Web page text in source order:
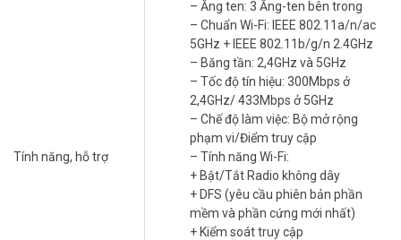
Các băng tần kép Wi-Fi lên đến 750Mbps không chỉ giúp mở rộng
đến 185m2, mà còn giúp sử dụng hiệu quả tốc độ ISP cao của bạn
– lý tưởng cho việc xem video HD trực tuyến, chơi game online và
dịch vụ yêu cầu độ nhạy cao khác.
Wi-Fi AC750 Dành Cho Các Kết Nối Tương
Công nghệ Wi-Fi AC của RE200 tạo ra các kết nối Wi-Fi mạnh hơn
xuyên suốt trong nhà bạn. Hoạt động với bất kỳ router hay access
point tiêu chuẩn nào, lý tưởng cung cấp Wi-Fi băng thông rộng,
đảm bảo kết nối Wi-Fi băng tần kép đến nhiều thiết bị.
Tính năng, hỗ trợ
– Ăng ten: 3 Ăng-ten bên trong
– Chuẩn Wi-Fi: IEEE 802.11a/n/ac
5GHz + IEEE 802.11b/g/n 2.4GHz
– Băng tần: 2,4GHz và 5GHz
– Tốc độ tín hiệu: 300Mbps ở
2,4GHz/ 433Mbps ở 5GHz
– Chế độ làm việc: Bộ mở rộng
phạm vi/Điểm truy cập
– Tính năng Wi-Fi:
+ Bật/Tắt Radio không dây
+ DFS (yêu cầu phiên bản phần
mềm và phần cứng mới nhất)
+ Kiểm soát truy cập